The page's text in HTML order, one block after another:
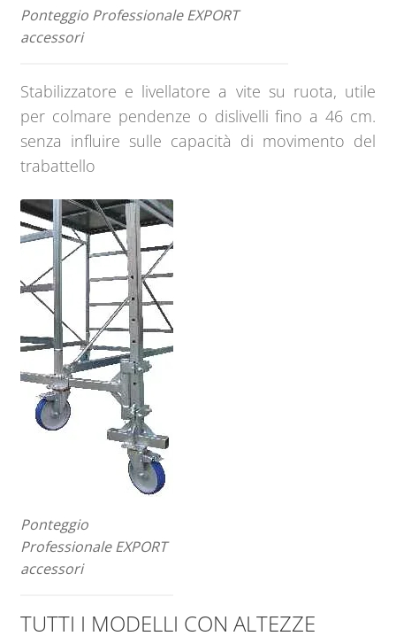
Ponteggio Professionale EXPORT
accessori
Stabilizzatore e livellatore a vite su ruota, utile
per colmare pendenze o dislivelli fino a 46 cm.
senza influire sulle capacità di movimento del
trabattello
Ponteggio
Professionale EXPORT
accessori
TUTTI I MODELLI CON ALTEZZE